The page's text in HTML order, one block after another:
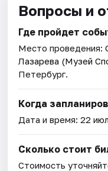
Вопросы и
Где пройдет
Место проведения:
Лазарева (Музей
Петербург.
Когда
Дата и время:22
Сколько стоит
Стоимость